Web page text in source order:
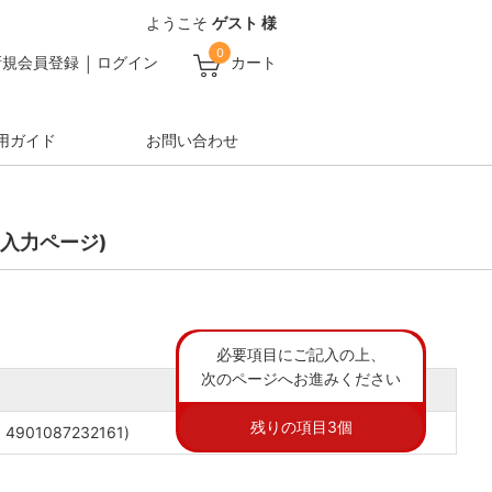
ようこそ ゲスト 様
会員登録 ログイン カート
0
ガイド お問い合わせ
力ページ)
4901087232161)
必要項目にご記入の上、
次のページへお進みください
残りの項目3個